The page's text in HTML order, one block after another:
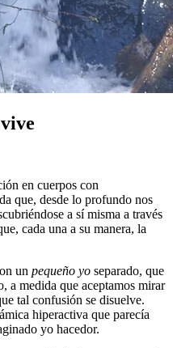
en cuerpos con
que, desde lo profundo nos
a sí misma a través
cada una a su manera, la
un pequeño yo separado, que
a medida que aceptamos mirar
tal confusión se disuelve.
hiperactiva que parecía
yo hacedor.